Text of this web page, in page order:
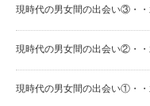
現時代の男女間の出会い③・・
現時代の男女間の出会い②・・
現時代の男女間の出会い①・・